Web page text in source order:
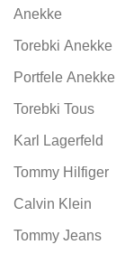
Anekke
Torebki Anekke
Portfele Anekke
Torebki Tous
Karl Lagerfeld
Tommy Hilfiger
Calvin Klein
Tommy Jeans